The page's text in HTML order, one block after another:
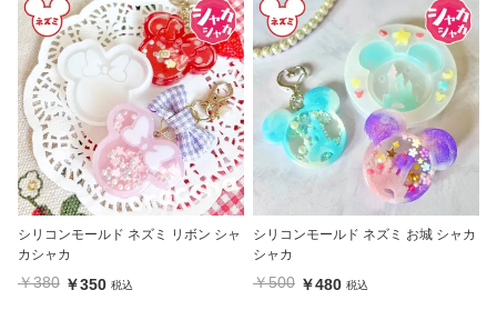
シリコンモールド ネズミ リボン シャ
カシャカ
￥380 ￥350 税込
シリコンモールド ネズミ お城 シャカ
シャカ
￥500 ￥480 税込